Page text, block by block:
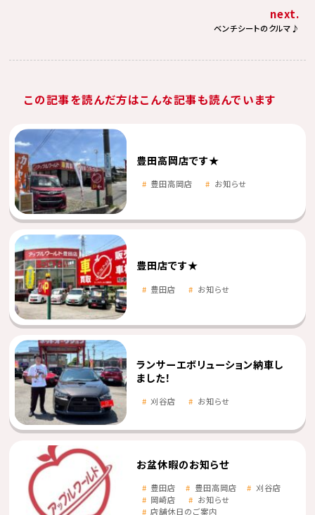
next.
ベンチシートのクルマ♪
この記事を読んだ方はこんな記事も読んでいます
豊田高岡店です★
豊田高岡店 お知らせ
豊田店です★
豊田店 お知らせ
ランサーエボリューション納車し
ました！
刈谷店 お知らせ
お盆休暇のお知らせ
豊田店 豊田高岡店
刈谷店
岡崎店
お知らせ
店舗休日のご案内